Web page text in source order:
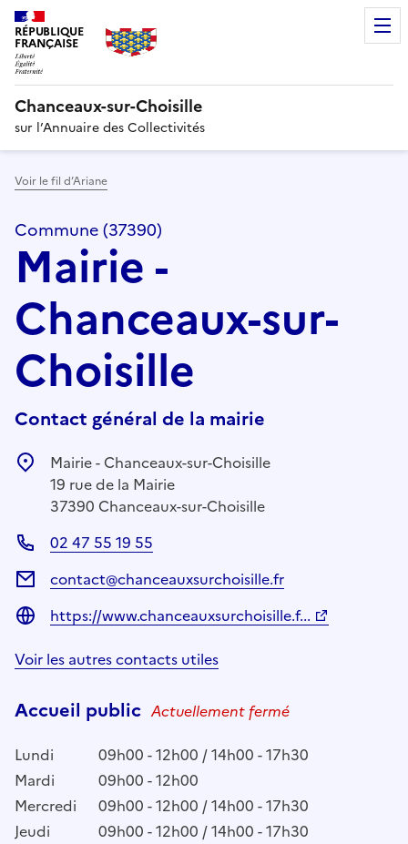
RÉPUBLIQUE
FRANÇAISE
Chanceaux-sur-Choisille
sur l’Annuaire des Collectivités
Voir le fil d’Ariane
Commune (37390)
Mairie -
Chanceaux-sur-
Choisille
Contact général de la mairie
Mairie - Chanceaux-sur-Choisille
19 rue de la Mairie
37390 Chanceaux-sur-Choisille
02 47 55 19 55
contact@chanceauxsurchoisille.fr
https://www.chanceauxsurchoisille.f...
Voir les autres contacts utiles
Accueil public Actuellement fermé
Lundi
09h00 - 12h00 / 14h00 - 17h30
Mardi
09h00 - 12h00
Mercredi
09h00 - 12h00 / 14h00 - 17h30
Jeudi
09h00 - 12h00 / 14h00 - 17h30